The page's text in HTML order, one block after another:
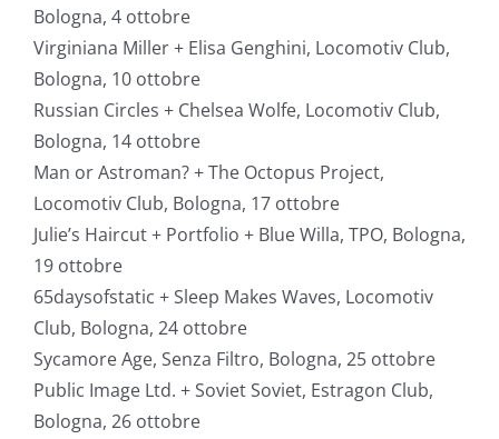
Bologna, 4 ottobre
Virginiana Miller + Elisa Genghini, Locomotiv Club,
Bologna, 10 ottobre
Russian Circles + Chelsea Wolfe, Locomotiv Club,
Bologna, 14 ottobre
Man or Astroman? + The Octopus Project,
Locomotiv Club, Bologna, 17 ottobre
Julie’s Haircut + Portfolio + Blue Willa, TPO, Bologna,
19 ottobre
65daysofstatic + Sleep Makes Waves, Locomotiv
Club, Bologna, 24 ottobre
Sycamore Age, Senza Filtro, Bologna, 25 ottobre
Public Image Ltd. + Soviet Soviet, Estragon Club,
Bologna, 26 ottobre